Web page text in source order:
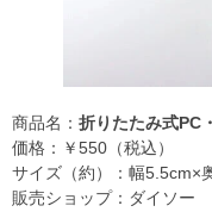
商品名： 折りたたみ式PC
価格：￥550（税込）
サイズ（約）：幅5.5cm×
販売ショップ：ダイソー